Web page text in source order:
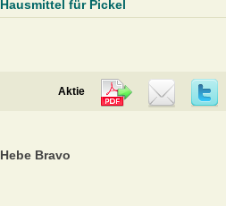
Hausmittel für Pickel
Aktie
Hebe Bravo